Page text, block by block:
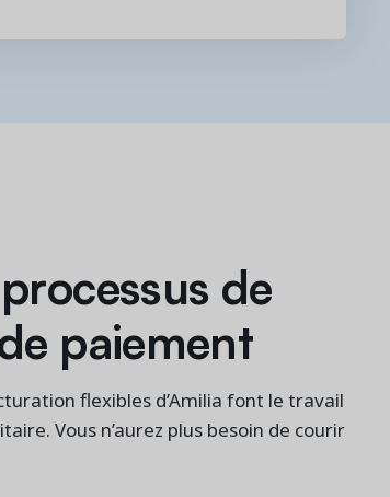
de
paiement
flexibles d’Amilia font le travail
Vous n’aurez plus besoin de courir